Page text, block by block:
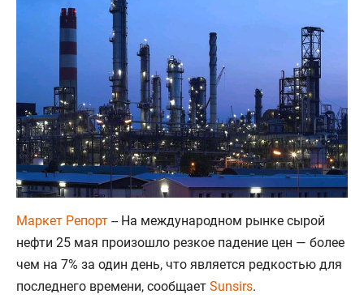
Маркет Репорт -- На международном рынке сырой
нефти 25 мая произошло резкое падение цен — более
чем на 7% за один день, что является редкостью для
последнего времени, сообщает Sunsirs.